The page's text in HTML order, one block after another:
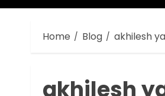
Home Blog akhilesh
akhilesh